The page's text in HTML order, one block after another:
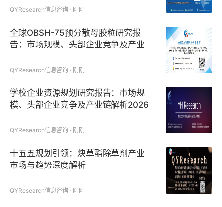
QYResearch信息咨询 · 刚刚
全球OBSH-75预分散母胶粒研究报
告：市场规模、头部企业竞争及产业
QYResearch信息咨询 · 刚刚
学校企业资源规划研究报告：市场规
模、头部企业竞争及产业链解析2026
QYResearch信息咨询 · 刚刚
十五五规划引领：炔草酯除草剂产业
市场与趋势深度解析
QYResearch信息咨询 · 刚刚